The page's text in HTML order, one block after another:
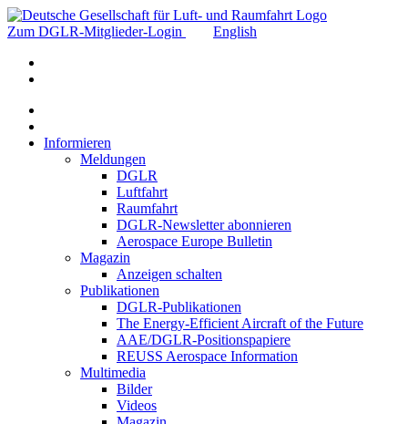
Zum DGLR-Mitglieder-Login English
Informieren
Meldungen
DGLR
Luftfahrt
Raumfahrt
DGLR-Newsletter abonnieren
Aerospace Europe Bulletin
Magazin
Anzeigen schalten
Publikationen
DGLR-Publikationen
The Energy-Efficient Aircraft of the Future
AAE/DGLR-Positionspapiere
REUSS Aerospace Information
Multimedia
Bilder
Videos